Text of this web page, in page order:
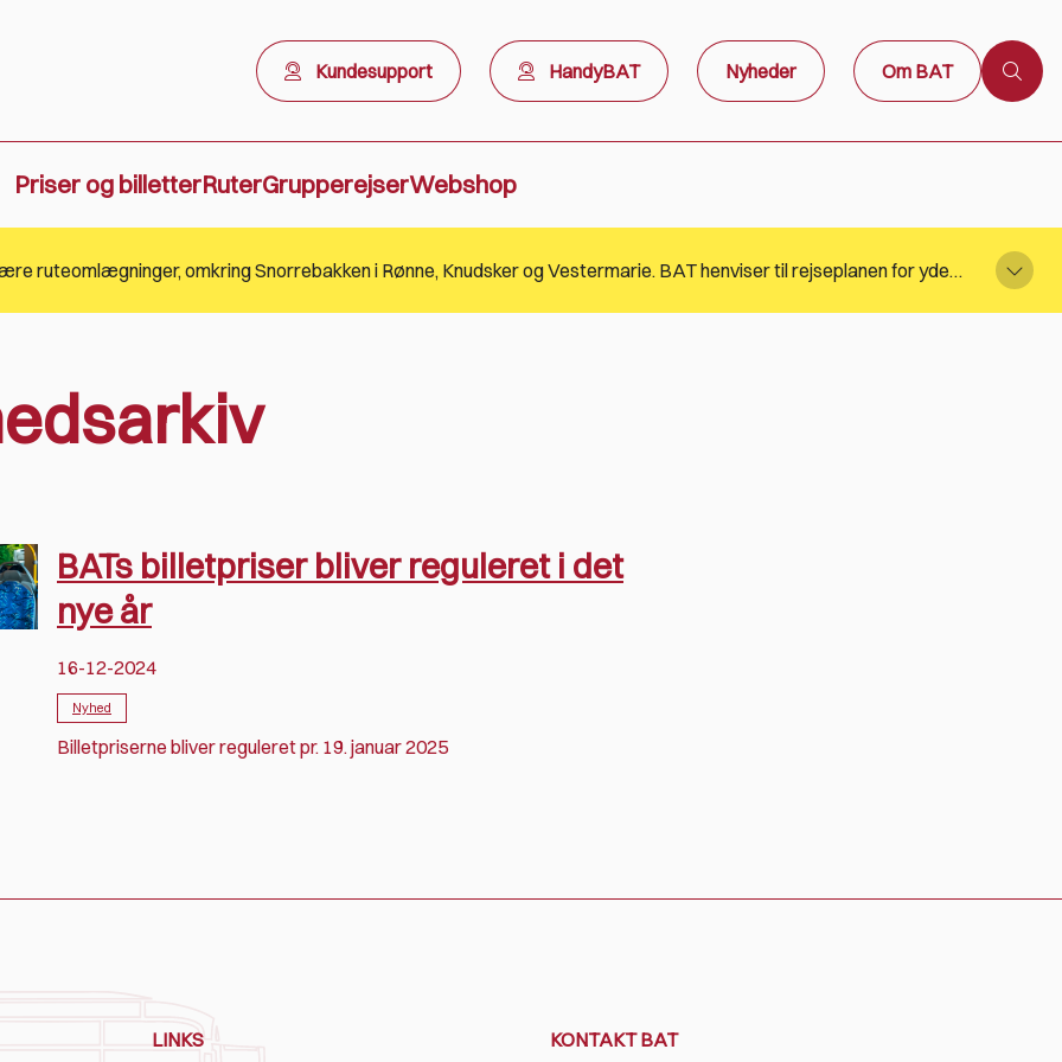
Kundesupport HandyBAT Nyheder Om BAT
Priser og billetterRuterGrupperejserWebshop
På grund af Denim Cop 22-08-2026 vil der være ruteomlægninger, omkring Snorrebakken i Rønne, Knudsker og Vestermarie. BAT henviser til rejseplanen for yderligere information.
BATs billetpriser bliver reguleret i det
nye år
16-12-2024
Nyhed
Billetpriserne bliver reguleret pr. 19. januar 2025
LINKS KONTAKT BAT